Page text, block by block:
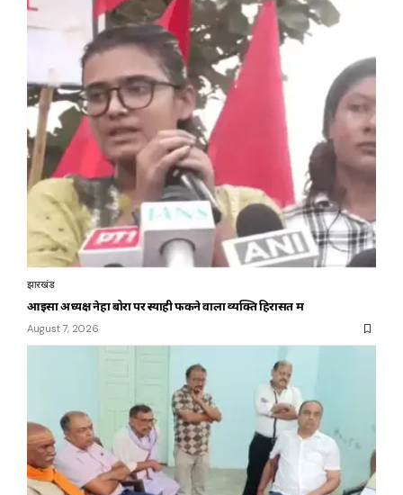
झारखंड
आइसा अध्यक्ष नेहा बोरा पर स्याही फेंकने वाला व्यक्ति हिरासत में
August 7, 2026